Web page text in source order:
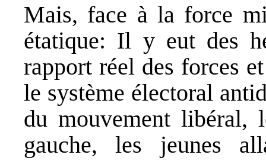
Mais, face à la force
étatique: Il y eut des
rapport réel des forces
le système électoral
du mouvement libéral,
gauche, les jeunes